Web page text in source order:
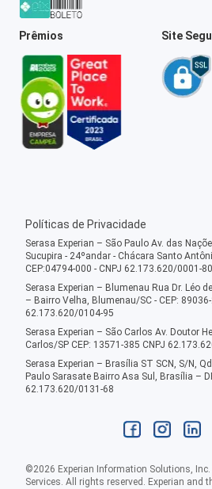
Prêmios Site
Políticas de Privacidade
Serasa Experian – São Paulo Av. das
Sucupira - 24ºandar - Chácara Santo
CEP:04794-000 - CNPJ 62.173.620/0001-80
Serasa Experian – Blumenau Rua Dr. Léo
– Bairro Velha, Blumenau/SC - CEP:
62.173.620/0104-95
Serasa Experian – São Carlos Av. Doutor
Carlos/SP CEP: 13571-385 CNPJ
Serasa Experian – Brasília ST SCN, S/N,
Paulo Sarasate Bairro Asa Sul, Brasília –
62.173.620/0131-68
©2026 Experian Information Solutions,
Services. All rights reserved. Experian and